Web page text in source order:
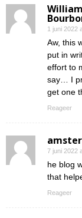
1 juni 2022
Aw, this
put in
effort to
say… I
get one
Reageer
7 juni 2022
he blog
that
Reageer